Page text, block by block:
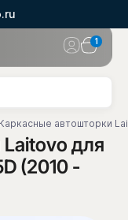
1
Каркасные автошторки
для
(2010 -